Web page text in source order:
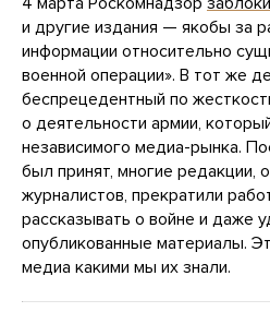
и другие издания — якобы за
информации относительно
военной операции». В тот же
беспрецедентный по
о деятельности армии,
независимого медиа-рынка.
был принят, многие редакции,
журналистов, прекратили
рассказывать о войне и даже
опубликованные материалы.
медиа какими мы их знали.